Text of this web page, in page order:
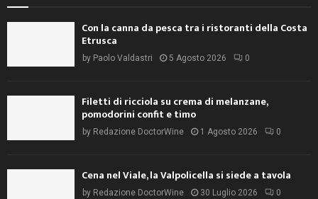
Con la canna da pesca tra i ristoranti della Costa
Etrusca
by Paolo Valdastri 5 Agosto 2026 0
Filetti di ricciola su crema di melanzane,
pomodorini confit e timo
by Redazione DoctorWine 1 Agosto 2026 0
Cena nel Viale, la Valpolicella si siede a tavola
by Redazione DoctorWine 30 Luglio 2026 0